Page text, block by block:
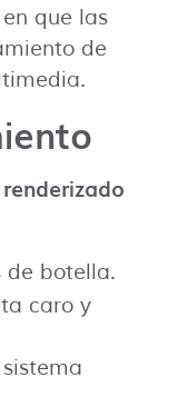
que las
de
de botella.
caro y